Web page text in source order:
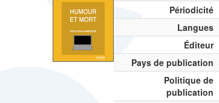
Périodicité
Langues
Éditeur
Pays de publication
Politique de
publication